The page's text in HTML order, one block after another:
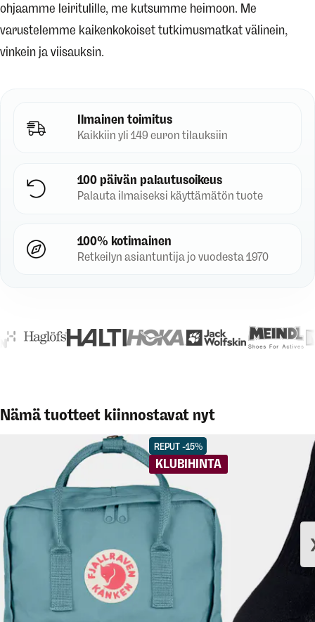
ohjaamme leiritulille, me kutsumme heimoon. Me
varustelemme kaikenkokoiset tutkimusmatkat välinein,
vinkein ja viisauksin.
Ilmainen toimitus
Kaikkiin yli 149 euron tilauksiin
100 päivän palautusoikeus
Palauta ilmaiseksi käyttämätön tuote
100% kotimainen
Retkeilyn asiantuntija jo vuodesta 1970
Nämä tuotteet kiinnostavat nyt
REPUT -15%
KLUBIHINTA